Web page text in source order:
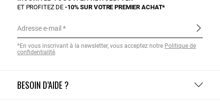
BESOIN D’AIDE ?
ET PROFITEZ DE-10% SUR VOTRE PREMIER ACHAT*
Adresse e-mail
*En vous inscrivant à la newsletter, vous acceptez notre Politique de
confidentialité.